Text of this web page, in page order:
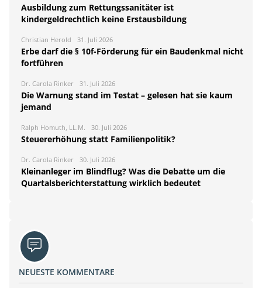
Ausbildung zum Rettungssanitäter ist
kindergeldrechtlich keine Erstausbildung
Christian Herold 31. Juli 2026
Erbe darf die § 10f-Förderung für ein Baudenkmal nicht
fortführen
Dr. Carola Rinker 31. Juli 2026
Die Warnung stand im Testat – gelesen hat sie kaum
jemand
Ralph Homuth, LL.M. 30. Juli 2026
Steuererhöhung statt Familienpolitik?
Dr. Carola Rinker 30. Juli 2026
Kleinanleger im Blindflug? Was die Debatte um die
Quartalsberichterstattung wirklich bedeutet
NEUESTE KOMMENTARE